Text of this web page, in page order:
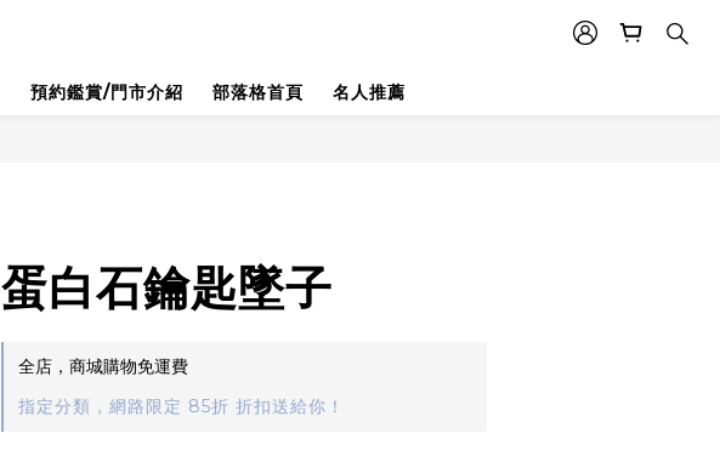
預約鑑賞/門市介紹 部落格首頁 名人推薦
蛋白石鑰匙墜子
全店，商城購物免運費
指定分類，網路限定 85折 折扣送給你！